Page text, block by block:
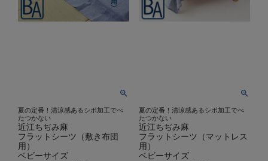
夏の定番！清涼感あるシボ加工でべ
たつかない
近江ちぢみ麻
フラットシーツ（敷き布団
用）
ベビーサイズ
夏の定番！清涼感あるシボ加工でべ
たつかない
近江ちぢみ麻
フラットシーツ（マットレス
用）
ベビーサイズ